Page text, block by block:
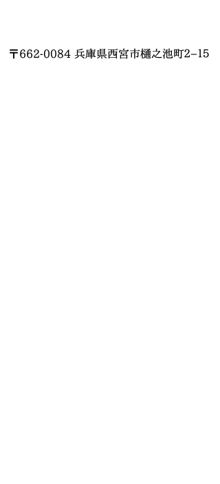
〒662-0084 兵庫県西宮市樋之池町２−１５